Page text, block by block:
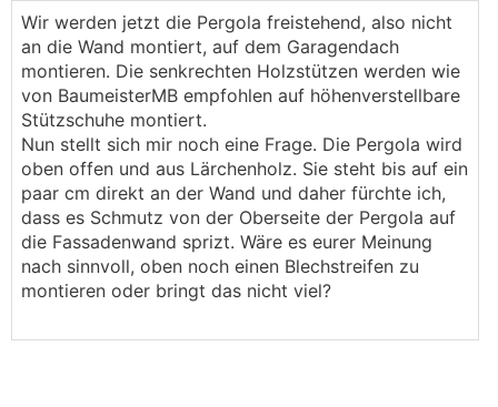
Wir werden jetzt die Pergola freistehend, also nicht
an die Wand montiert, auf dem Garagendach
montieren. Die senkrechten Holzstützen werden wie
von BaumeisterMB empfohlen auf höhenverstellbare
Stützschuhe montiert.
Nun stellt sich mir noch eine Frage. Die Pergola wird
oben offen und aus Lärchenholz. Sie steht bis auf ein
paar cm direkt an der Wand und daher fürchte ich,
dass es Schmutz von der Oberseite der Pergola auf
die Fassadenwand sprizt. Wäre es eurer Meinung
nach sinnvoll, oben noch einen Blechstreifen zu
montieren oder bringt das nicht viel?